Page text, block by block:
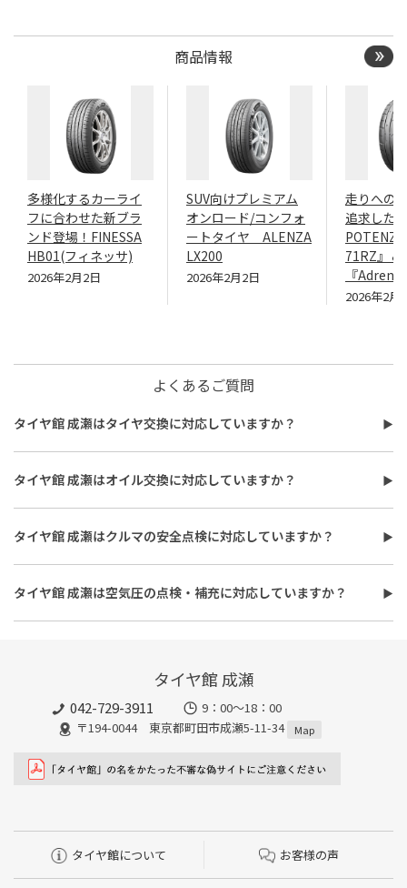
商品情報
多様化するカーライ
フに合わせた新ブラ
ンド登場！FINESSA
HB01(フィネッサ)
2026年2月2日
SUV向けプレミアム
オンロード/コンフォ
ートタイヤ ALENZA
LX200
2026年2月2日
走りへの
追求した
71RZ』＆
『
2026年2月
よくあるご質問
タイヤ館 成瀬はタイヤ交換に対応していますか？
タイヤ館 成瀬はタイヤ交換に対応しています。
費用は、タイヤ交換工賃のほかに、タイヤ本体の価格やホイール
バランス調整、使用済みタイヤ処分費用などがかかる場合があり
ます。
また、作業時間は最短で約30分程度ですが、作業内容や交換本
数、車種により異なり、時間がかかる場合もございます。詳細は店
舗スタッフまでお気軽にご相談ください
タイヤ館 成瀬はオイル交換に対応していますか？
タイヤ館 成瀬はオイル交換に対応しています。
使用するオイルの種類（鉱物油・部分合成油・全合成油）や粘
度、交換量によって費用が変わります。工賃やフィルター代を含め
た交換費用については、店舗スタッフまでお問い合わせくださ
い。
また、所要時間は最短約30分程度になります。こちらもオイルフ
ィルターの同時交換や、在庫・車種、作業時期等により時間が変
タイヤ館 成瀬はクルマの安全点検に対応していますか？
タイヤ館 成瀬はおクルマの安全点検に対応しています。最短30
分、無料で対応させていただきます。
タイヤ館 成瀬は空気圧の点検・補充に対応していますか？
タイヤ館 成瀬は空気圧の点検・補充に対応しています。最短15
タイヤ館 成瀬
042-729-3911
9：00～18：00
〒194-0044 東京都町田市成瀬5-11-34
Map
タイヤ館について お客様の声